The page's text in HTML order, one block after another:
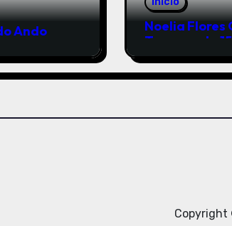
Ando
Noelia Flores
Temporada 15
Copyright